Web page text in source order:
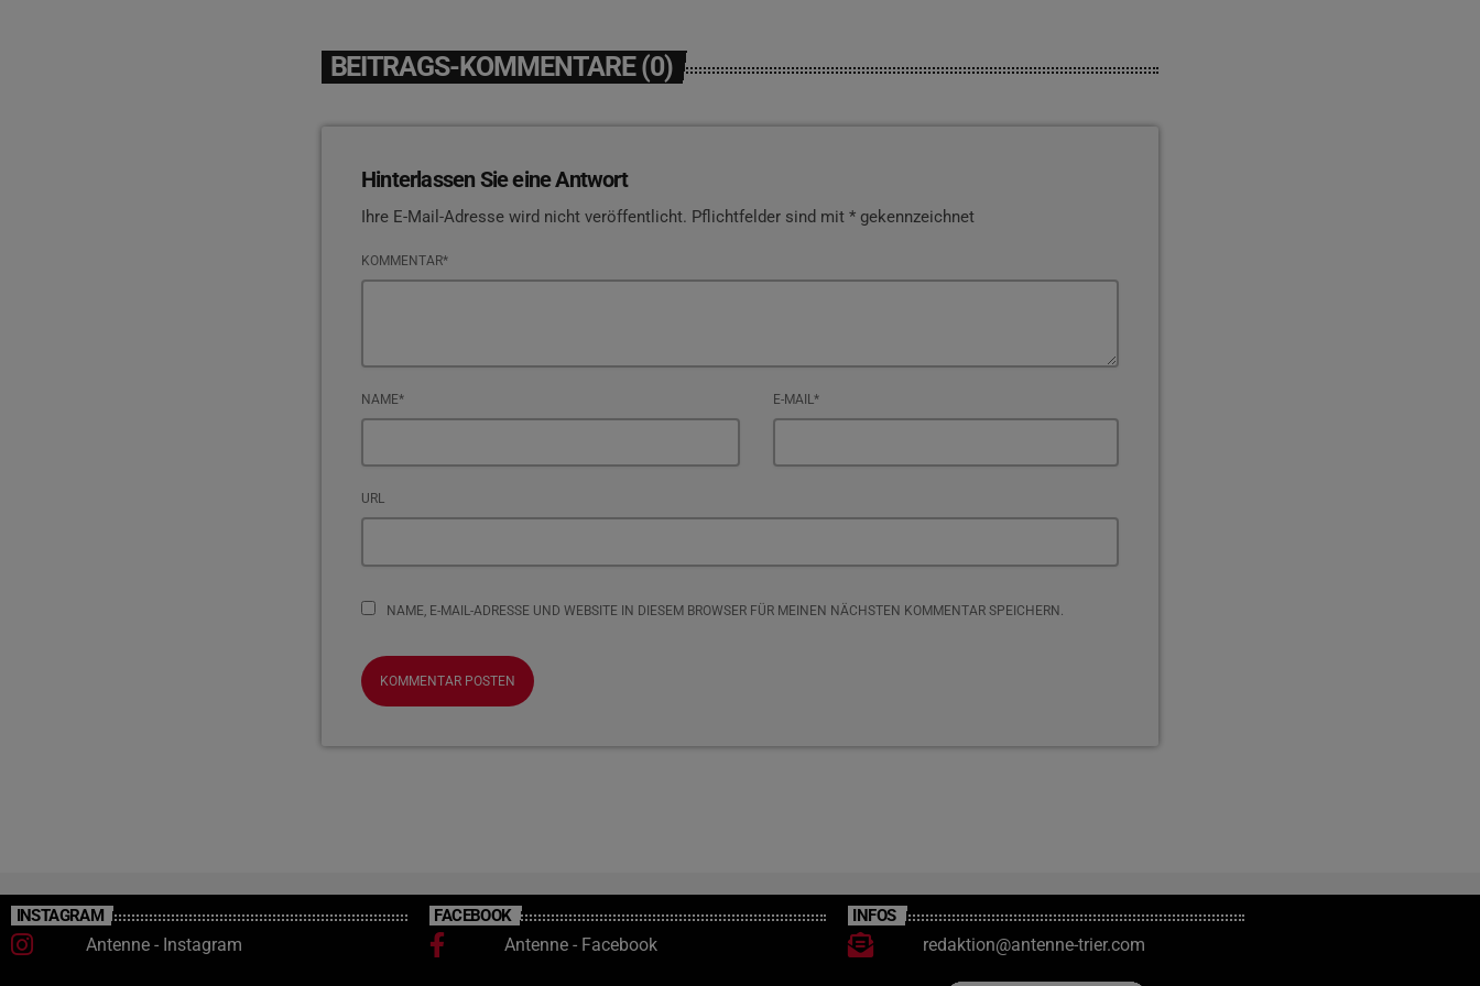
BEITRAGS-KOMMENTARE (0)
Hinterlassen Sie eine Antwort
Ihre E-Mail-Adresse wird nicht veröffentlicht. Pflichtfelder sind mit * gekennzeichnet
KOMMENTAR*
NAME* E-MAIL*
URL
NAME, E-MAIL-ADRESSE UND WEBSITE IN DIESEM BROWSER FÜR MEINEN NÄCHSTEN KOMMENTAR SPEICHERN.
INSTAGRAM
Antenne - Instagram
FACEBOOK
Antenne - Facebook
INFOS
redaktion@antenne-trier.com